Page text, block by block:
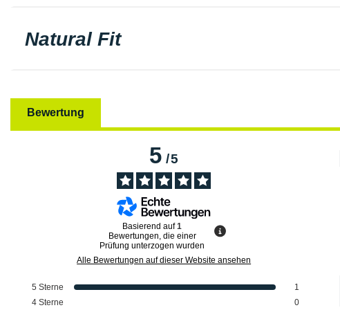
Natural Fit
Bewertung
5/5
Basierend auf1
Bewertungen, die einer
Prüfung unterzogen wurden
Alle Bewertungen auf dieser Website ansehen
5 Sterne
1
4 Sterne 0